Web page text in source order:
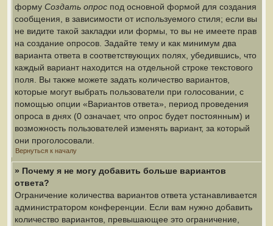
форму Создать опрос под основной формой для создания
сообщения, в зависимости от используемого стиля; если вы
не видите такой закладки или формы, то вы не имеете прав
на создание опросов. Задайте тему и как минимум два
варианта ответа в соответствующих полях, убедившись, что
каждый вариант находится на отдельной строке текстового
поля. Вы также можете задать количество вариантов,
которые могут выбрать пользователи при голосовании, с
помощью опции «Вариантов ответа», период проведения
опроса в днях (0 означает, что опрос будет постоянным) и
возможность пользователей изменять вариант, за который
они проголосовали.
Вернуться к началу
» Почему я не могу добавить больше вариантов
ответа?
Ограничение количества вариантов ответа устанавливается
администратором конференции. Если вам нужно добавить
количество вариантов, превышающее это ограничение,